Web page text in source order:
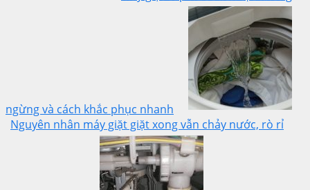
ngừng và cách khắc phục nhanh
Nguyên nhân máy giặt giặt xong vẫn chảy nước, rò rỉ